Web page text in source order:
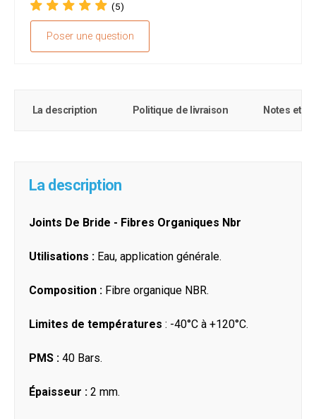
(5)
Poser une question
La description Politique de livraison Notes et
La description
Joints De Bride - Fibres Organiques Nbr
Utilisations : Eau, application générale.
Composition : Fibre organique NBR.
Limites de températures : -40°C à +120°C.
PMS : 40 Bars.
Épaisseur : 2 mm.